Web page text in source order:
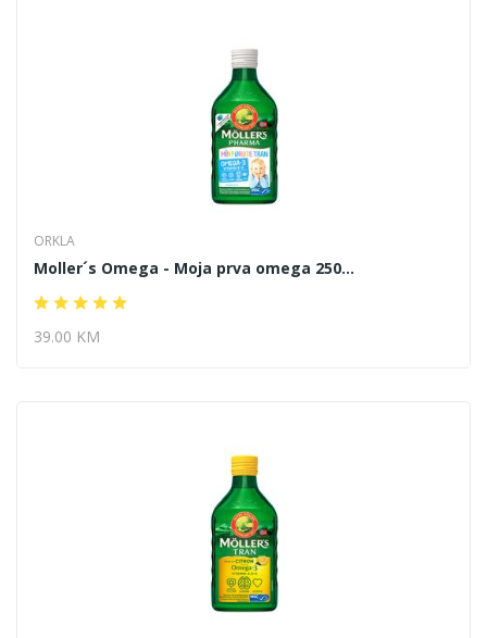
ORKLA
Moller´s Omega - Moja prva omega 250...
39.00 KM